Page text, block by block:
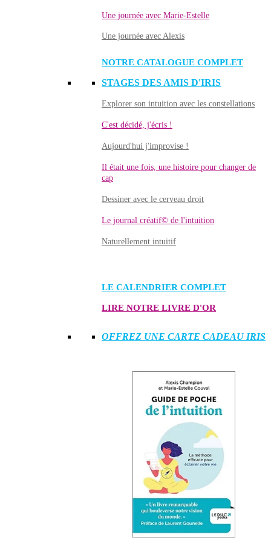
Une journée avec Marie-Estelle
Une journée avec Alexis
NOTRE CATALOGUE COMPLET
STAGES DES AMIS D'IRIS
Explorer son intuition avec les constellations
C'est décidé, j'écris !
Aujourd'hui j'improvise !
Il était une fois, une histoire pour changer de
cap
Dessiner avec le cerveau droit
Le journal créatif© de l'intuition
Naturellement intuitif
LE CALENDRIER COMPLET
LIRE NOTRE LIVRE D'OR
OFFREZ UNE CARTE CADEAU IRIS